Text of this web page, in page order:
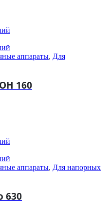
аппараты, Для
160
аппараты, Для напорных
630